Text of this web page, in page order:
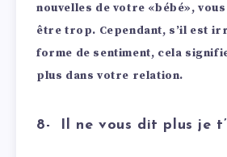
nouvelles de votre «bébé»,
être trop. Cependant, s’il est
forme de sentiment, cela
plus dans votre relation.
8- Il ne vous dit plus je